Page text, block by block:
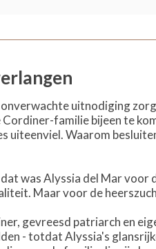
uitnodiging
Cordiner-familie bijeen te
uiteenviel. Waarom
was Alyssia del Mar voor
Maar voor de
gevreesd patriarch en
- totdat Alyssia's